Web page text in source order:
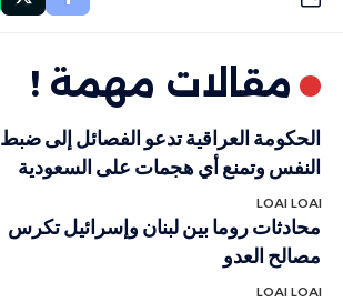
مقالات مهمة !
الحكومة العراقية تدعو الفصائل إلى ضبط
النفس وتمنع أي هجمات على السعودية
LOAI LOAI
محادثات روما بين لبنان وإسرائيل تكرس
مصالح العدو
LOAI LOAI